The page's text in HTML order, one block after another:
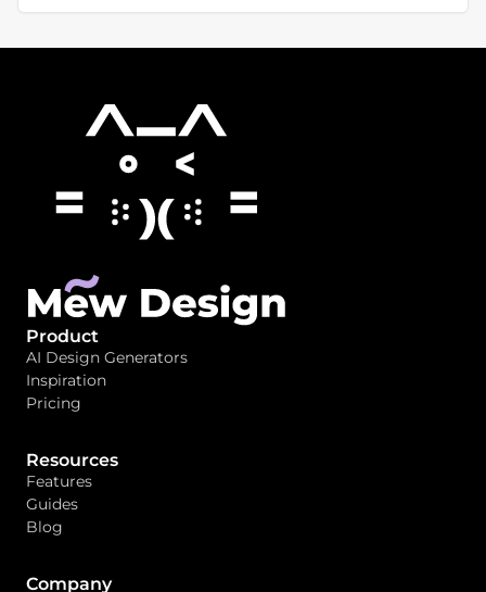
admin@mew.design
Product
AI Design Generators
Inspiration
Pricing
Resources
Features
Guides
Blog
Company